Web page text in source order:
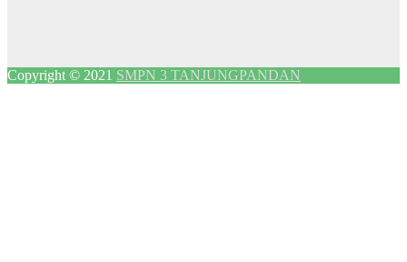
Copyright © 2021 SMPN 3 TANJUNGPANDAN